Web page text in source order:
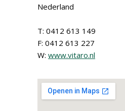
Nederland
T: 0412 613 149
F: 0412 613 227
W: www.vitaro.nl